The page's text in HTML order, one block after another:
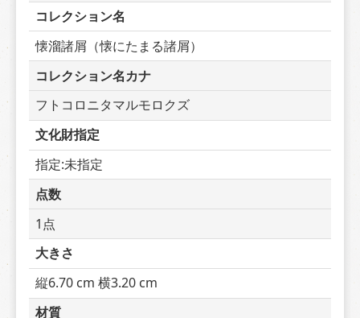
コレクション名
懐溜諸屑（懐にたまる諸屑）
コレクション名カナ
フトコロニタマルモロクズ
文化財指定
指定:未指定
点数
1点
大きさ
縦6.70 cm 横3.20 cm
材質